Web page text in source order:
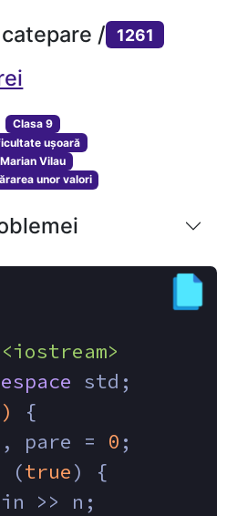
/ 1261
Clasa 9
ușoară
Marian Vilau
unor valori
<iostream>
std;
{
pare = 0 ;
(true) {
>> n;